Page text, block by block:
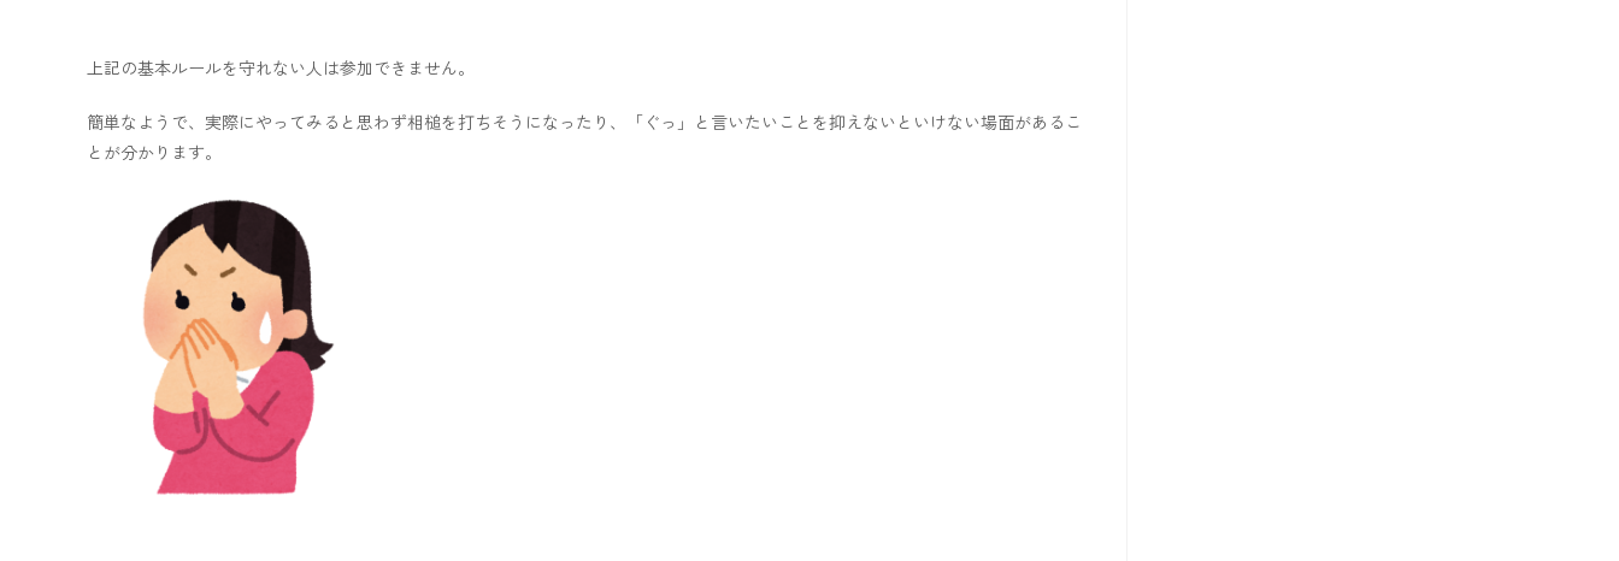
上記の基本ルールを守れない人は参加できません。
簡単なようで、実際にやってみると思わず相槌を打ちそうになったり、「ぐっ」と言いたいことを抑えないといけない場面があるこ
とが分かります。